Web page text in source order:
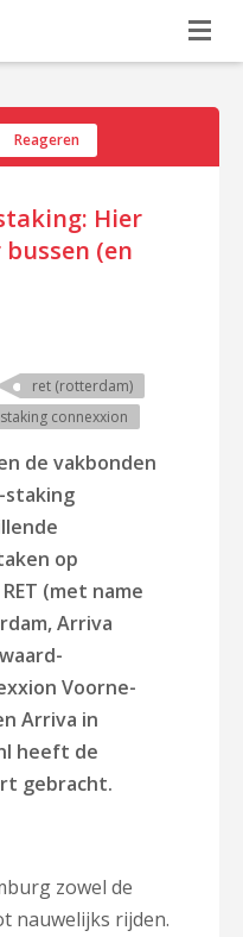
Reageren
Hier
(en
ret (rotterdam)
staking connexxion
de vakbonden
staking
op
(met name
Arriva
Voorne-
Arriva in
heeft de
gebracht.
zowel de
nauwelijks rijden.